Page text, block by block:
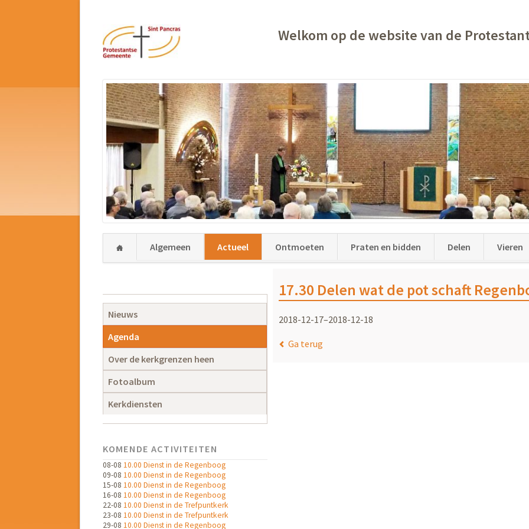
Welkom op de website van de
NavigatieAlgemeen Actueel Ontmoeten Praten en bidden Delen
Vieren
17.30 Delen wat de pot schaft
2018-12-17–2018-12-18
Ga terug
Navigatie
overslaan
Nieuws
Agenda
Over de kerkgrenzen heen
Fotoalbum
Kerkdiensten
KOMENDE ACTIVITEITEN
08-08 10.00 Dienst in de Regenboog
09-08 10.00 Dienst in de Regenboog
15-08 10.00 Dienst in de Regenboog
16-08 10.00 Dienst in de Regenboog
22-08 10.00 Dienst in de Trefpuntkerk
23-08 10.00 Dienst in de Trefpuntkerk
29-08 10.00 Dienst in de Regenboog